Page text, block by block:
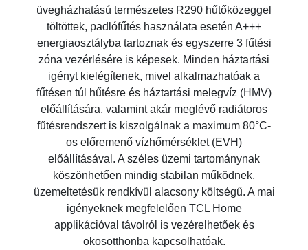
üvegházhatású természetes R290 hűtőközeggel
töltöttek, padlófűtés használata esetén A+++
energiaosztályba tartoznak és egyszerre 3 fűtési
zóna vezérlésére is képesek. Minden háztartási
igényt kielégítenek, mivel alkalmazhatóak a
fűtésen túl hűtésre és háztartási melegvíz (HMV)
előállítására, valamint akár meglévő radiátoros
fűtésrendszert is kiszolgálnak a maximum 80°C-
os előremenő vízhőmérséklet (EVH)
előállításával. A széles üzemi tartománynak
köszönhetően mindig stabilan működnek,
üzemeltetésük rendkívül alacsony költségű. A mai
igényeknek megfelelően TCL Home
applikációval távolról is vezérelhetőek és
okosotthonba kapcsolhatóak.